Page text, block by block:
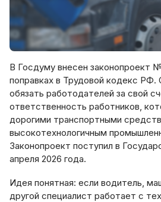
В Госдуму внесен законопроект
поправках в Трудовой кодекс РФ.
обязать работодателей за свой
ответственность работников,
дорогими транспортными
высокотехнологичным
Законопроект поступил в
апреля 2026 года.
Идея понятная: если водитель,
другой специалист работает с